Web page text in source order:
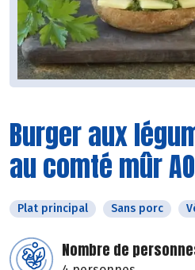
Burger aux
au comté mûr
Plat principal Sans porc
Nombre de